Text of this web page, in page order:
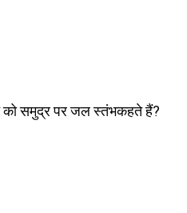
को समुद्र पर जल स्तंभकहते हैं?